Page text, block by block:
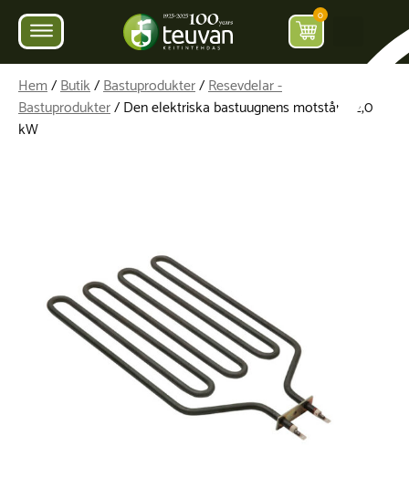
0
Hem/Butik/Bastuprodukter/Resevdelar -
Bastuprodukter/ Den elektriska bastuugnens motstånd 2,0
kW